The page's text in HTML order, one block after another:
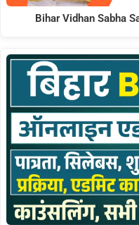
Bihar Vidhan Sabha